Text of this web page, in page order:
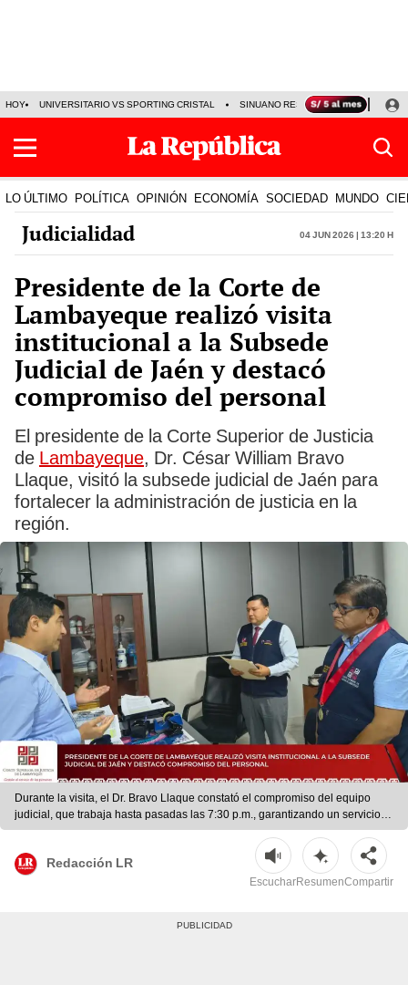
HOY UNIVERSITARIO VS SPORTING CRISTAL SINUANO RESULTADOS HOY
LO ÚLTIMO POLÍTICA OPINIÓN ECONOMÍA SOCIEDAD MUNDO
Judicialidad 04 Jun 2026 | 13:20 h
Presidente de la Corte de
Lambayeque realizó visita
institucional a la Subsede
Judicial de Jaén y destacó
compromiso del personal
El presidente de la Corte Superior de Justicia
de Lambayeque, Dr. César William Bravo
Llaque, visitó la subsede judicial de Jaén para
fortalecer la administración de justicia en la
región.
Durante la visita, el Dr. Bravo Llaque constató el compromiso del equipo
judicial, que trabaja hasta pasadas las 7:30 p.m., garantizando un servicio
eficiente. Fuente: difusión.
Redacción LR
EscucharResumenCompartir